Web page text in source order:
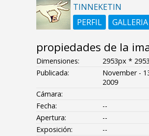
TINNEKETIN
PERFIL
GALLERIA
propiedades de la
Dimensiones:
2953px *
Publicada:
November -
2009
Cámara:
Fecha:
--
Apertura:
--
Exposición:
--